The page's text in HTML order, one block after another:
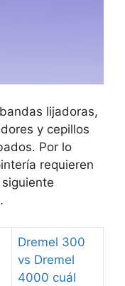
lijadoras,
y cepillos
Por lo
requieren
Dremel 300
vs Dremel
4000 cuál